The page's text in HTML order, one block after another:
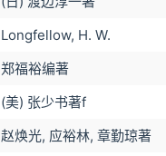
Longfellow, H. W.
郑福裕编著
(美) 张少书著f
赵焕光, 应裕林, 章勤琼著